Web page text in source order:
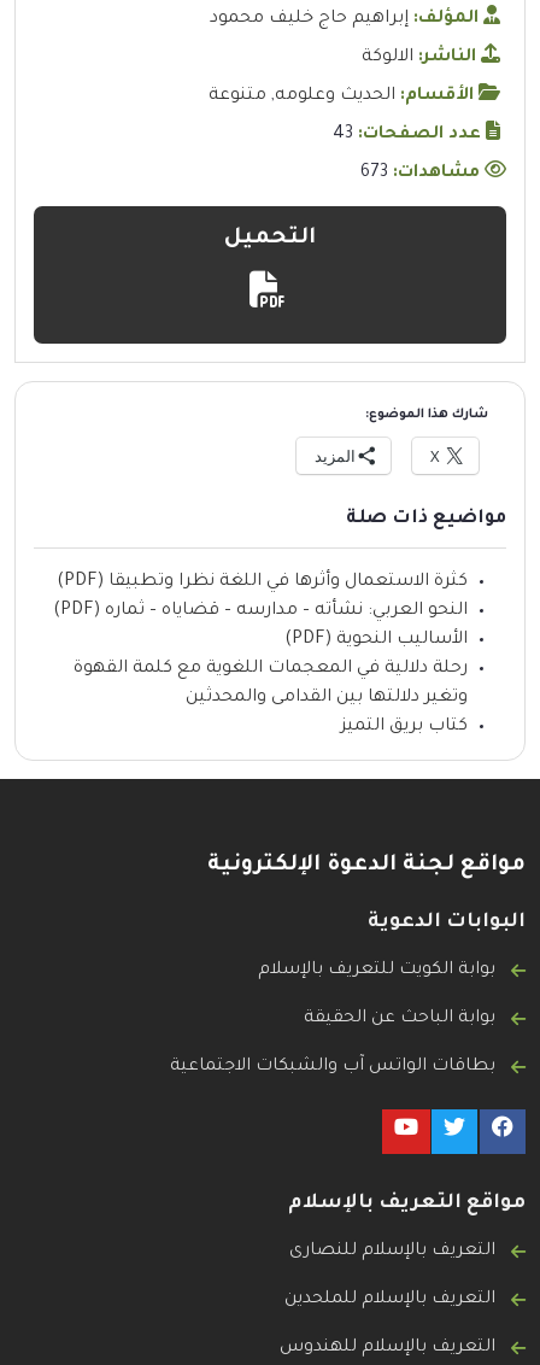
المؤلف: إبراهيم حاج خليف محمود
الناشر: الالوكة
الأقسام: الحديث وعلومه, متنوعة
عدد الصفحات: 43
مشاهدات:
التحميل
شارك هذا الموضوع:
X المزيد
مواضيع ذات صلة
كثرة الاستعمال وأثرها في اللغة نظرا وتطبيقا (PDF)
النحو العربي: نشأته – مدارسه – قضاياه – ثماره (PDF)
الأساليب النحوية (PDF)
رحلة دلالية في المعجمات اللغوية مع كلمة القهوة
وتغير دلالتها بين القدامى والمحدثين
كتاب بريق التميز
مواقع لجنة الدعوة الإلكترونية
البوابات الدعوية
بوابة الكويت للتعريف بالإسلام
بوابة الباحث عن الحقيقة
بطاقات الواتس آب والشبكات الاجتماعية
مواقع التعريف بالإسلام
التعريف بالإسلام للنصارى
التعريف بالإسلام للملحدين
التعريف بالإسلام للهندوس